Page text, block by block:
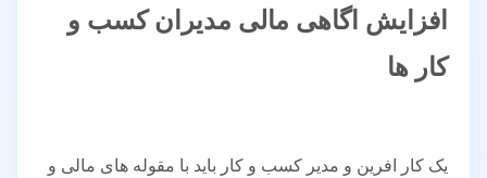
افزایش اگاهی مالی مدیران کسب و
کار ها
یک کار افرین و مدیر کسب و کار باید با مقوله های مالی و